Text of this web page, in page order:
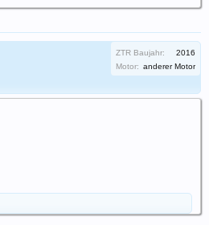
ZTR Baujahr:
2016
Motor: anderer Motor